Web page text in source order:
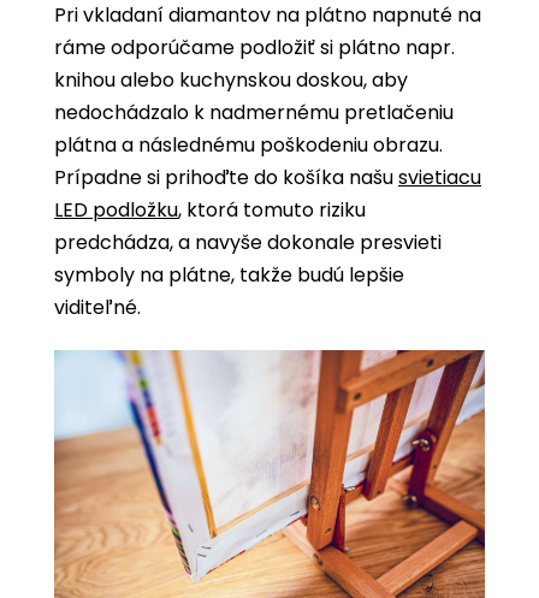
Privkladaní diamantov na plátno napnuté na
rámeodporúčame podložiť si plátno napr.
knihou alebo kuchynskou doskou, aby
nedochádzalo k nadmernému pretlačeniu
plátna a následnému poškodeniu obrazu.
Prípadne si prihoďte do košíka našusvietiacu
LED podložku, ktorá tomuto riziku
predchádza, a navyše dokonale presvieti
symboly na plátne, takže budú lepšie
viditeľné.